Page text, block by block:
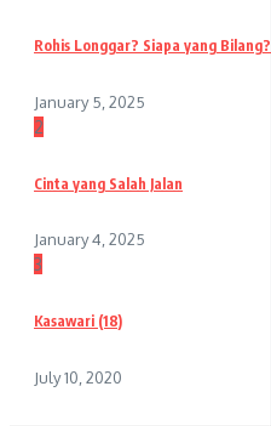
Rohis Longgar? Siapa yang Bilang?
January 5, 2025
2
Cinta yang Salah Jalan
January 4, 2025
3
Kasawari (18)
July 10, 2020